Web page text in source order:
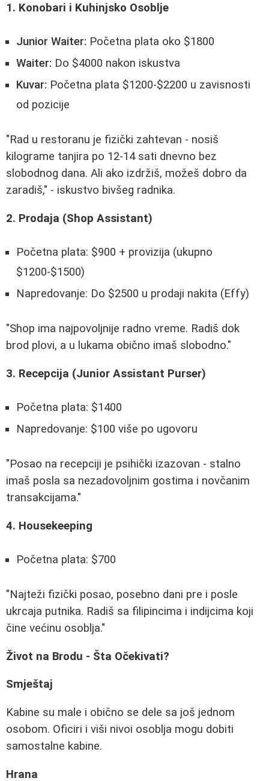
1. Konobari i Kuhinjsko Osoblje
Junior Waiter: Početna plata oko $1800
Waiter: Do $4000 nakon iskustva
Kuvar: Početna plata $1200-$2200 u zavisnosti
od pozicije
"Rad u restoranu je fizički zahtevan - nosiš
kilograme tanjira po 12-14 sati dnevno bez
slobodnog dana. Ali ako izdržiš, možeš dobro da
zaradiš," - iskustvo bivšeg radnika.
2. Prodaja (Shop Assistant)
Početna plata: $900 + provizija (ukupno
$1200-$1500)
Napredovanje: Do $2500 u prodaji nakita (Effy)
"Shop ima najpovoljnije radno vreme. Radiš dok
brod plovi, a u lukama obično imaš slobodno."
3. Recepcija (Junior Assistant Purser)
Početna plata: $1400
Napredovanje: $100 više po ugovoru
"Posao na recepciji je psihički izazovan - stalno
imaš posla sa nezadovoljnim gostima i novčanim
transakcijama."
4. Housekeeping
Početna plata: $700
"Najteži fizički posao, posebno dani pre i posle
ukrcaja putnika. Radiš sa filipincima i indijcima koji
čine većinu osoblja."
Život na Brodu - Šta Očekivati?
Smještaj
Kabine su male i obično se dele sa još jednom
osobom. Oficiri i viši nivoi osoblja mogu dobiti
samostalne kabine.
Hrana